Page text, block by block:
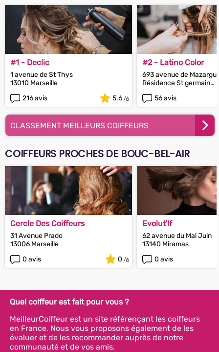
#1 - Declic
1 avenue de St Thys
13010 Marseille
216 avis
5.6
#2 - Latino Color
693 avenue de
Résidence St germain
56 avis
CLASSEMENT MEILLEURS COIFFEURS
COIFFEURS PROCHES DE BOUC-BEL-AIR
Cercle Des Coiffeurs
31 Avenue Prado
13006 Marseille
0 avis
0
Evolut'If
62 avenue du Mal Juin
13140 Miramas
0 avis
Quel coiffeur est fait pour vous ?
MeilleurCoiffeur est un site référençant les coiffeurs
en France. Nous vous proposons également de les
évaluer et de les recommander auprès de notre
communauté et de vos amis.